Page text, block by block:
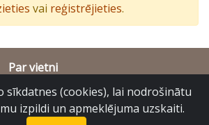
vai reģistrējieties.
Par vietni
Piekļūstamības paziņojums
© Latvijas Valsts vēstures arhīvs 2007-2026
Slokas iela 16, Rīga, LV – 1048
sīkdatnes (cookies), lai nodrošinātu
izpildi un apmeklējuma uzskaiti.